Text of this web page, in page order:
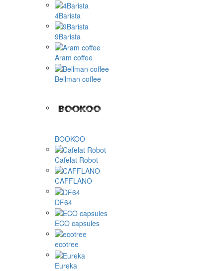
4Barista
9Barista
Aram coffee
Bellman coffee
BOOKOO
Cafelat Robot
CAFFLANO
DF64
ECO capsules
ecotree
Eureka